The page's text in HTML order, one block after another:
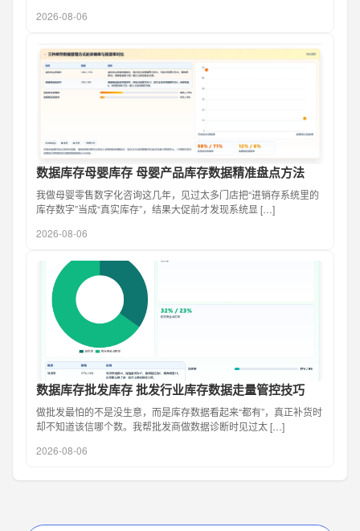
2026-08-06
数据库存母婴库存 母婴产品库存数据精准盘点方法
我做母婴零售数字化咨询这几年，见过太多门店把“进销存系统里的
库存数字”当成“真实库存”，结果大促前才发现系统显 […]
2026-08-06
数据库存批发库存 批发行业库存数据走量管控技巧
做批发最怕的不是没生意，而是库存数据看起来“都有”，真正补货时
却不知道该信哪个数。我帮批发商做数据诊断时见过太 […]
2026-08-06